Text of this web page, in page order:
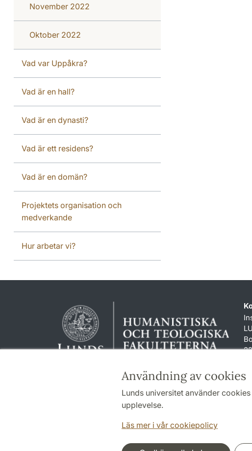
Användning av cookies
Lunds universitet använder
upplevelse.
Läs mer i vår cookiepolicy
November 2022
Oktober 2022
Vad var Uppåkra?
Vad är en hall?
Vad är en dynasti?
Vad är ett residens?
Vad är en domän?
Projektets organisation och
medverkande
Hur arbetar vi?